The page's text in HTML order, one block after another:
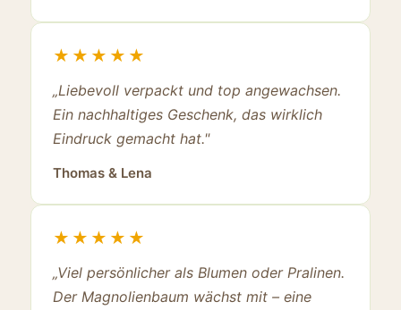
★★★★★
„Liebevoll verpackt und top angewachsen.
Ein nachhaltiges Geschenk, das wirklich
Eindruck gemacht hat."
Thomas & Lena
★★★★★
„Viel persönlicher als Blumen oder Pralinen.
Der Magnolienbaum wächst mit – eine